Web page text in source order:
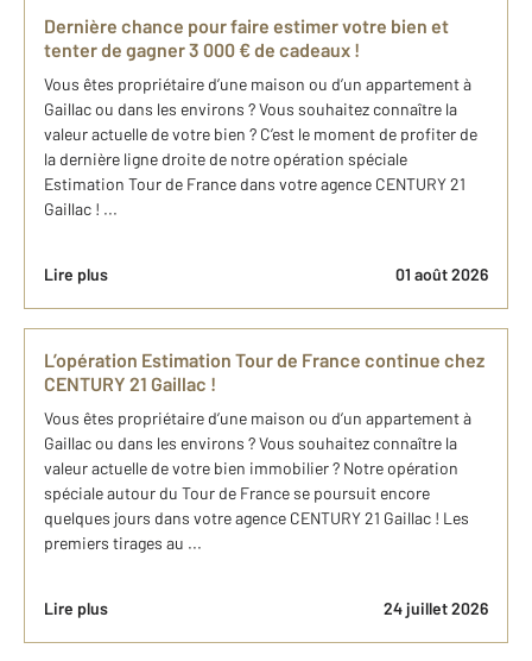
Dernière chance pour faire estimer votre bien et
tenter de gagner 3 000 € de cadeaux !
Vous êtes propriétaire d’une maison ou d’un appartement à
Gaillac ou dans les environs ? Vous souhaitez connaître la
valeur actuelle de votre bien ? C’est le moment de profiter de
la dernière ligne droite de notre opération spéciale
Estimation Tour de France dans votre agence CENTURY 21
Gaillac ! ...
Lire plus 01 août 2026
L’opération Estimation Tour de France continue chez
CENTURY 21 Gaillac !
Vous êtes propriétaire d’une maison ou d’un appartement à
Gaillac ou dans les environs ? Vous souhaitez connaître la
valeur actuelle de votre bien immobilier ? Notre opération
spéciale autour du Tour de France se poursuit encore
quelques jours dans votre agence CENTURY 21 Gaillac ! Les
premiers tirages au ...
Lire plus 24 juillet 2026